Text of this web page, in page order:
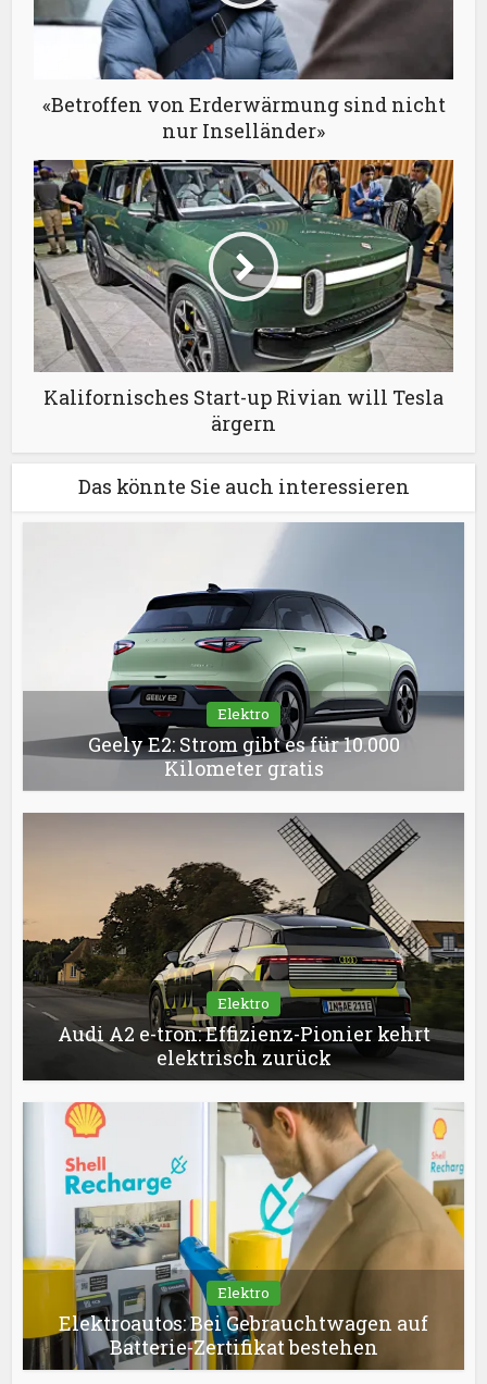
«Betroffen von Erderwärmung sind nicht
nur Inselländer»
Kalifornisches Start-up Rivian will Tesla
ärgern
Das könnte Sie auch interessieren
Elektro
Geely E2: Strom gibt es für 10.000
Kilometer gratis
Elektro
Audi A2 e-tron: Effizienz-Pionier kehrt
elektrisch zurück
Elektro
Elektroautos: Bei Gebrauchtwagen auf
Batterie-Zertifikat bestehen